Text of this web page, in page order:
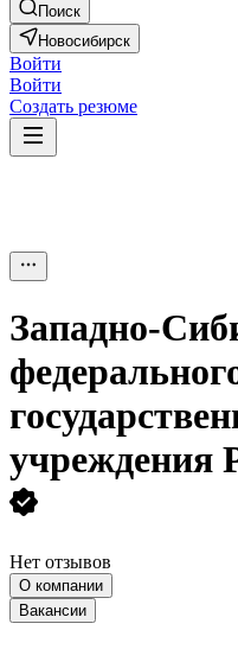
Поиск
Новосибирск
Войти
Войти
Создать резюме
Западно-
учреждения
Нет отзывов
О компании
Вакансии